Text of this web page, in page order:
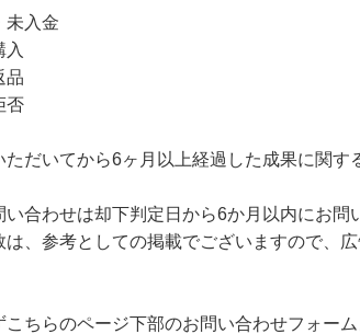
未入金
入
品
否
だいてから6ヶ月以上経過した成果に関
合わせは却下判定日から6か月以内にお問
、参考としての掲載でございますので、
ちらのページ下部のお問い合わせフォーム